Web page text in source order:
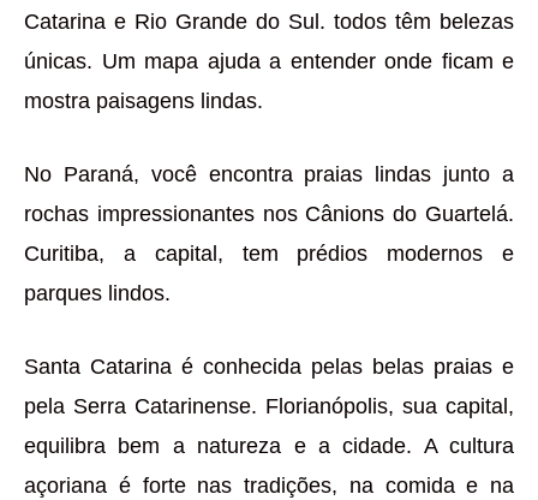
Catarina e Rio Grande do Sul. todos têm belezas
únicas. Um mapa ajuda a entender onde ficam e
mostra paisagens lindas.
No Paraná, você encontra praias lindas junto a
rochas impressionantes nos Cânions do Guartelá.
Curitiba, a capital, tem prédios modernos e
parques lindos.
Santa Catarina é conhecida pelas belas praias e
pela Serra Catarinense. Florianópolis, sua capital,
equilibra bem a natureza e a cidade. A cultura
açoriana é forte nas tradições, na comida e na